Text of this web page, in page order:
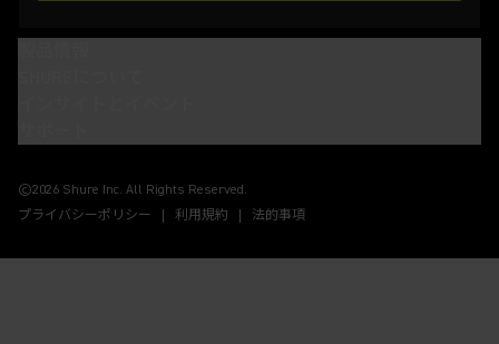
©2026 Shure Inc. All Rights Reserved.
プライバシーポリシー
利用規約 法的事項